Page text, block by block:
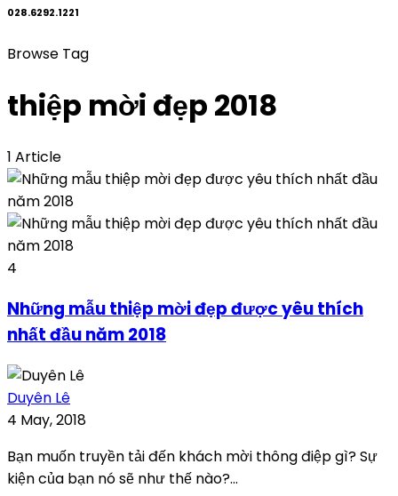
028.6292.1221
Browse Tag
thiệp mời đẹp 2018
1 Article
4
Những mẫu thiệp mời đẹp được yêu thích
nhất đầu năm 2018
Duyên Lê
4 May, 2018
Bạn muốn truyền tải đến khách mời thông điệp gì? Sự
kiện của bạn nó sẽ như thế nào?...